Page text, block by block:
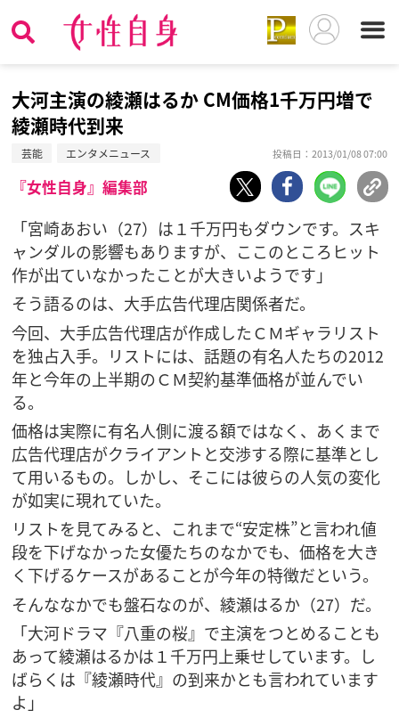
大河主演の綾瀬はるか CM価格1千万円増で
綾瀬時代到来
芸能 エンタメニュース 投稿日：2013/01/08 07:00
『女性自身』編集部
「宮崎あおい（27）は１千万円もダウンです。スキ
ャンダルの影響もありますが、ここのところヒット
作が出ていなかったことが大きいようです」
そう語るのは、大手広告代理店関係者だ。
今回、大手広告代理店が作成したＣＭギャラリスト
を独占入手。リストには、話題の有名人たちの2012
年と今年の上半期のＣＭ契約基準価格が並んでい
る。
価格は実際に有名人側に渡る額ではなく、あくまで
広告代理店がクライアントと交渉する際に基準とし
て用いるもの。しかし、そこには彼らの人気の変化
が如実に現れていた。
リストを見てみると、これまで“安定株”と言われ値
段を下げなかった女優たちのなかでも、価格を大き
く下げるケースがあることが今年の特徴だという。
そんななかでも盤石なのが、綾瀬はるか（27）だ。
「大河ドラマ『八重の桜』で主演をつとめることも
あって綾瀬はるかは１千万円上乗せしています。し
ばらくは『綾瀬時代』の到来かとも言われています
よ」